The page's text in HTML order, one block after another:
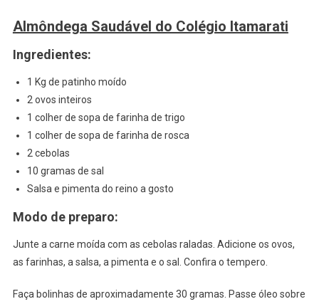
Almôndega Saudável do Colégio Itamarati
Ingredientes:
1 Kg de patinho moído
2 ovos inteiros
1 colher de sopa de farinha de trigo
1 colher de sopa de farinha de rosca
2 cebolas
10 gramas de sal
Salsa e pimenta do reino a gosto
Modo de preparo:
Junte a carne moída com as cebolas raladas. Adicione os ovos,
as farinhas, a salsa, a pimenta e o sal. Confira o tempero.
Faça bolinhas de aproximadamente 30 gramas. Passe óleo sobre